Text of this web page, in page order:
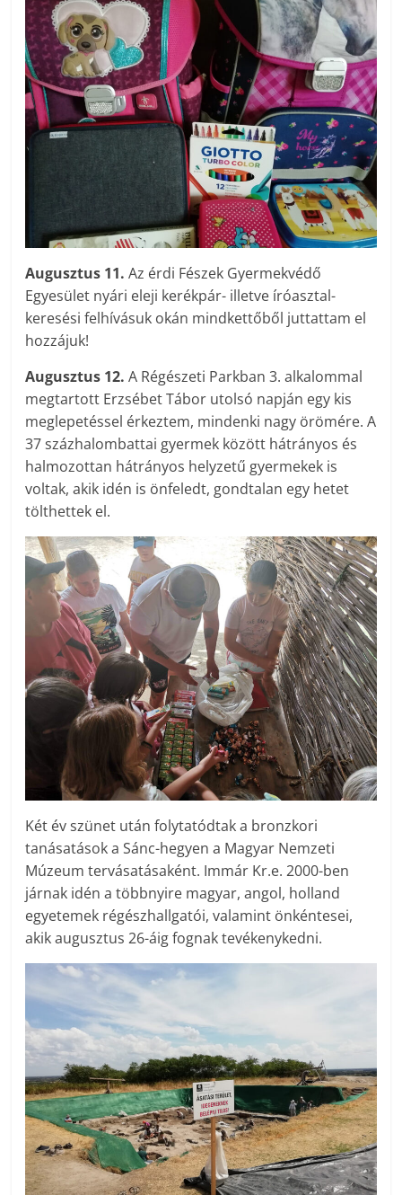
Augusztus 11. Az érdi Fészek Gyermekvédő
Egyesület nyári eleji kerékpár- illetve íróasztal-
keresési felhívásuk okán mindkettőből juttattam el
hozzájuk!
Augusztus 12. A Régészeti Parkban 3. alkalommal
megtartott Erzsébet Tábor utolsó napján egy kis
meglepetéssel érkeztem, mindenki nagy örömére. A
37 százhalombattai gyermek között hátrányos és
halmozottan hátrányos helyzetű gyermekek is
voltak, akik idén is önfeledt, gondtalan egy hetet
tölthettek el.
Két év szünet után folytatódtak a bronzkori
tanásatások a Sánc-hegyen a Magyar Nemzeti
Múzeum tervásatásaként. Immár Kr.e. 2000-ben
járnak idén a többnyire magyar, angol, holland
egyetemek régészhallgatói, valamint önkéntesei,
akik augusztus 26-áig fognak tevékenykedni.